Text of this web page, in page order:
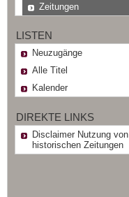
Zeitungen
LISTEN
Neuzugänge
Alle Titel
Kalender
DIREKTE LINKS
Disclaimer Nutzung von
historischen Zeitungen